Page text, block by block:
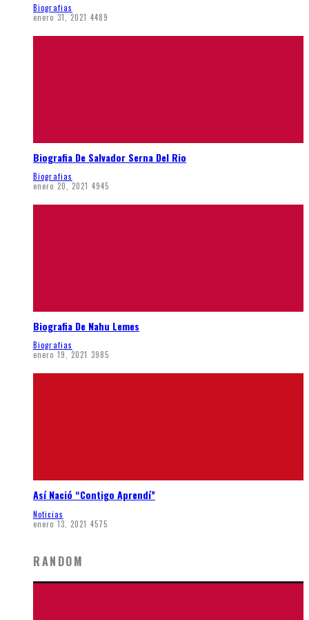
Biografias
enero 31, 2021 4489
Biografia De Salvador Serna Del Rio
Biografias
enero 20, 2021 4945
Biografia De Nahu Lemes
Biografias
enero 19, 2021 3985
Así Nació “Contigo Aprendí”
Noticias
enero 13, 2021 4575
RANDOM